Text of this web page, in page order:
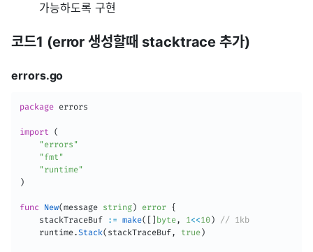
가능하도록 구현
코드1 (error 생성할때 stacktrace 추가)
errors.go
package errors
import
(
"errors"
"fmt"
"runtime"
)
func New(message string ) error {
	stackTraceBuf
:= make( byte, 1<<10 )
// 1kb
	runtime
.Stack( stackTraceBuf, true )